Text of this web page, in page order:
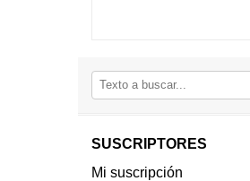
SUSCRIPTORES
Mi suscripción